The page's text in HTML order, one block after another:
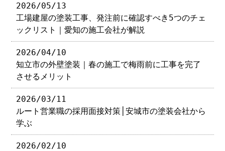
2026/05/13
工場建屋の塗装工事、発注前に確認すべき5つのチェ
ックリスト｜愛知の施工会社が解説
2026/04/10
知立市の外壁塗装｜春の施工で梅雨前に工事を完了
させるメリット
2026/03/11
ルート営業職の採用面接対策│安城市の塗装会社から
学ぶ
2026/02/10